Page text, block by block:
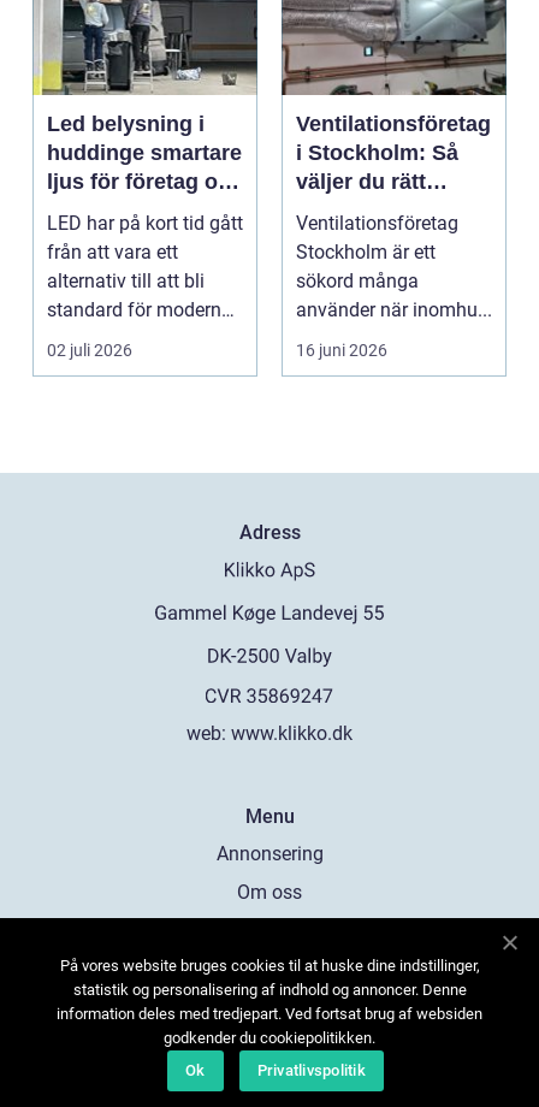
Led belysning i
huddinge smartare
ljus för företag och
fastigheter
LED har på kort tid gått
från att vara ett
alternativ till att bli
standard för modern
belysning. Fö...
02 juli 2026
Ventilationsföretag
i Stockholm: Så
väljer du rätt
partner för frisk
luft inomhus
Ventilationsföretag
Stockholm är ett
sökord många
använder när inomhu...
16 juni 2026
Adress
web: www.klikko.dk
Menu
Annonsering
Om oss
Kontakta oss
Sitemap
På vores website bruges cookies til at huske dine indstillinger,
statistik og personalisering af indhold og annoncer. Denne
information deles med tredjepart. Ved fortsat brug af websiden
godkender du cookiepolitikken.
Ok
Privatlivspolitik